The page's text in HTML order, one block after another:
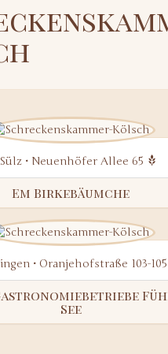
Sülz • Neuenhöfer Allee 65
Em Birkebäumche
• Oranjehofstraße 103-105
See